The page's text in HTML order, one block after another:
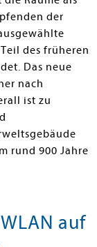
der
des früheren
Das neue
nach
ist zu
rund 900 Jahre
auf